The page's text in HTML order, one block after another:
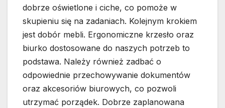
dobrze oświetlone i ciche, co pomoże w
skupieniu się na zadaniach. Kolejnym krokiem
jest dobór mebli. Ergonomiczne krzesło oraz
biurko dostosowane do naszych potrzeb to
podstawa. Należy również zadbać o
odpowiednie przechowywanie dokumentów
oraz akcesoriów biurowych, co pozwoli
utrzymać porządek. Dobrze zaplanowana